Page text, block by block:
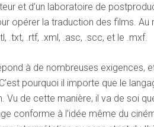
et d’un laboratoire de
opérer la traduction des films.
.txt, .rtf, .xml, .asc, .scc, et le .mxf.
à de nombreuses exigences,
pourquoi il importe que le
Vu de cette manière, il va de soi
conforme à l’idée même du